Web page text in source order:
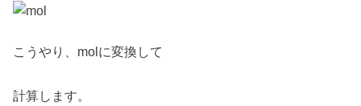
こうやり、molに変換して
計算します。